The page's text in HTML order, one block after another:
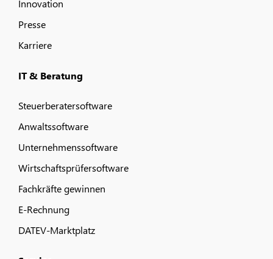
Innovation
Presse
Karriere
IT & Beratung
Steuerberatersoftware
Anwaltssoftware
Unternehmenssoftware
Wirtschaftsprüfersoftware
Fachkräfte gewinnen
E-Rechnung
DATEV-Marktplatz